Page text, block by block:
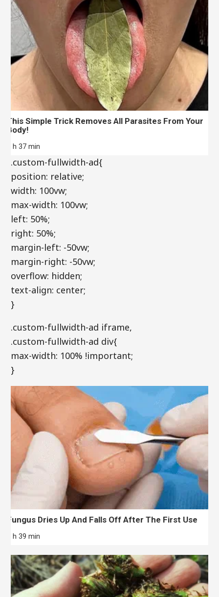
This Simple Trick Removes All Parasites From Your
Body!
1 h 37 min
.custom-fullwidth-ad{
position: relative;
width: 100vw;
max-width: 100vw;
left: 50%;
right: 50%;
margin-left: -50vw;
margin-right: -50vw;
overflow: hidden;
text-align: center;
}
.custom-fullwidth-ad iframe,
.custom-fullwidth-ad div{
max-width: 100% !important;
}
Fungus Dries Up And Falls Off After The First Use
1 h 39 min